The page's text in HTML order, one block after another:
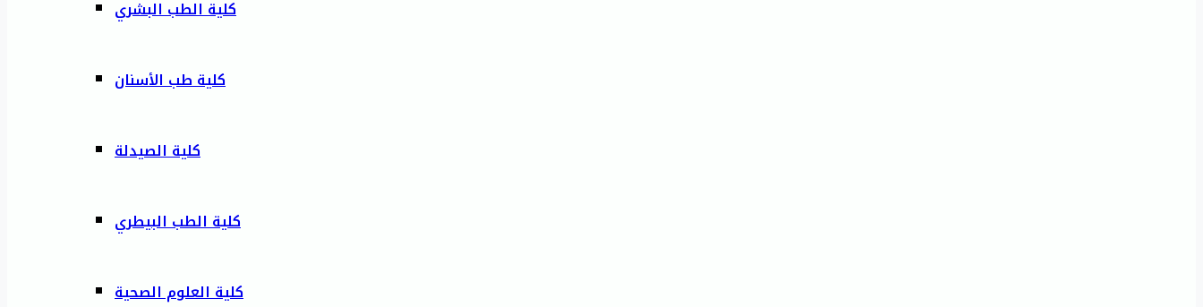
كلية الطب البشري
كلية طب الأسنان
كلية الصيدلة
كلية الطب البيطري
كلية العلوم الصحية